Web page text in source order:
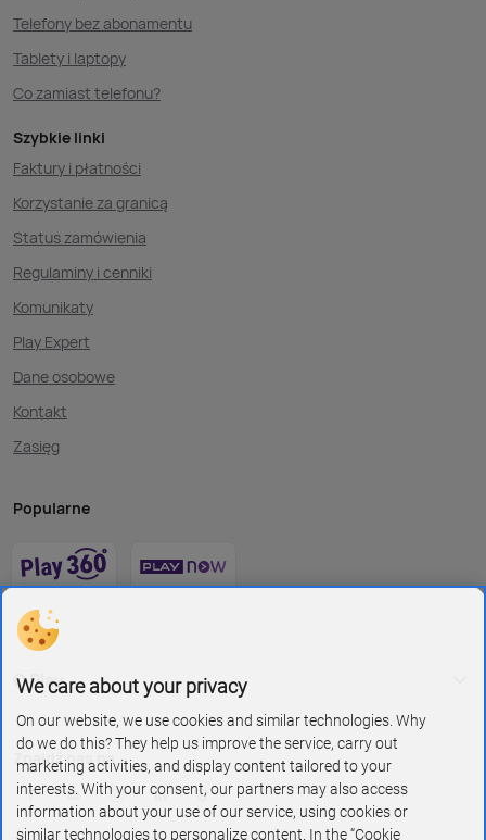
Telefony bez abonamentu
Tablety i laptopy
Co zamiast telefonu?
Szybkie linki
Faktury i płatności
Korzystanie za granicą
Status zamówienia
Regulaminy i cenniki
Komunikaty
Play Expert
Dane osobowe
Kontakt
Zasięg
Popularne
O Play
Znajdź nas na
We care about your privacy
On our website, we use cookies and similar technologies. Why
do we do this? They help us improve the service, carry out
marketing activities, and display content tailored to your
interests. With your consent, our partners may also access
information about your use of our service, using cookies or
similar technologies to personalize content. In the “Cookie